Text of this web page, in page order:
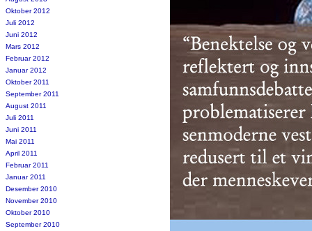
Oktober 2012
Juli 2012
Juni 2012
Mars 2012
Februar 2012
Januar 2012
Oktober 2011
September 2011
August 2011
Juli 2011
Juni 2011
Mai 2011
April 2011
Februar 2011
Januar 2011
Desember 2010
November 2010
Oktober 2010
September 2010